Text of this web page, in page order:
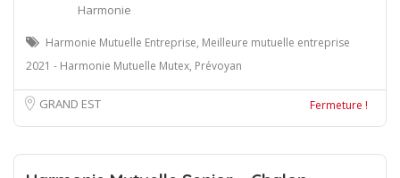
Harmonie
Harmonie Mutuelle Entreprise, Meilleure mutuelle entreprise
2021 - Harmonie Mutuelle Mutex, Prévoyan
GRAND EST Fermeture !